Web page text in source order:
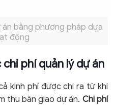
án bằng phương pháp dựa
động
phí quản lý dự án
kinh phí được chi ra từ khi
thu bàn giao dự án. Chi phí